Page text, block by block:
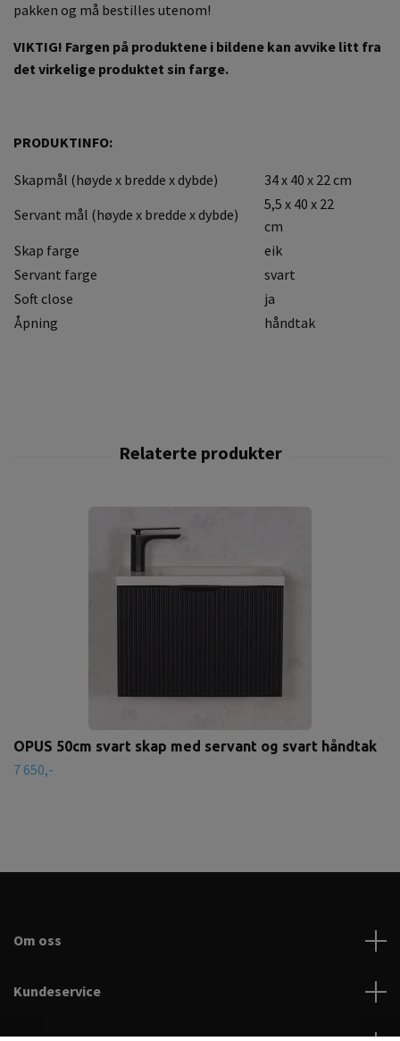
pakken og må bestilles utenom!
VIKTIG! Fargen på produktene i bildene kan avvike litt fra
det virkelige produktet sin farge.
PRODUKTINFO:
Skapmål (høyde x bredde x dybde)
34 x 40 x 22 cm
Servant mål (høyde x bredde x dybde)
5,5 x 40 x 22
cm
Skap farge
eik
Servant farge
svart
Soft close
ja
Åpning
håndtak
OPUS 50cm svart skap med servant og svart håndtak
7 650,-
Om oss
Kundeservice